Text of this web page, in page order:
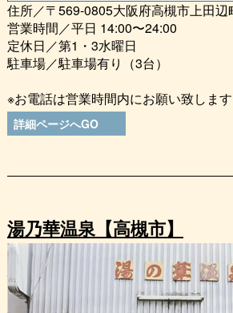
住所／〒569-0805大阪府高槻市上田辺
営業時間／平日 14:00〜24:00
定休日／第1・3水曜日
駐車場／駐車場有り（3台）
※お電話は営業時間内にお願い致します
詳細ページへGO
湯乃華温泉【高槻市】